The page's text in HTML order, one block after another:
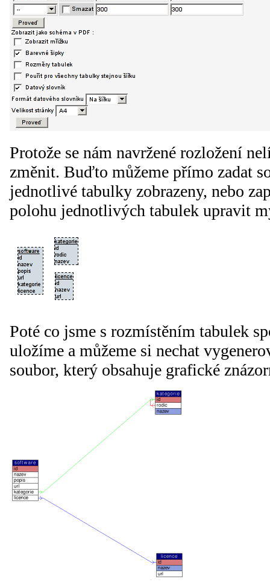
Protože se nám navržené rozložení
změnit. Buďto můžeme přímo zadat
jednotlivé tabulky zobrazeny, nebo
polohu jednotlivých tabulek upravit
Poté co jsme s rozmístěním tabulek
uložíme a můžeme si nechat
soubor, který obsahuje grafické